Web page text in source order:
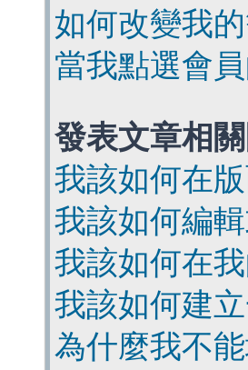
如何改變我
當我點選會
發表文章相
我該如何在
我該如何編
我該如何在
我該如何建
為什麼我不